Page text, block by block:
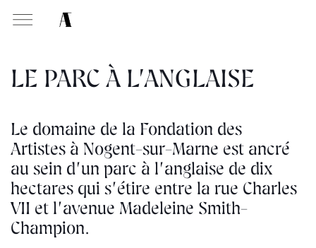
LE PARC À L’ANGLAISE
Le domaine de la Fondation des
Artistes à Nogent-sur-Marne est ancré
au sein d’un parc à l’anglaise de dix
hectares qui s’étire entre la rue Charles
VII et l’avenue Madeleine Smith-
Champion.
PRÉSENTATION
Présentation de la
Fondation des Artistes
Équipe
Histoire de la Fondation
des Artistes
Patrimoine
MISSIONS
Soutenir les écoles d’art
Aider à la production
d’oeuvres d’art
Attribuer des ateliers
Diffuser dans son centre
d’art, la
Présentation
Expositions
Expositions passées
Événements à la MABA
nationale
des artistes
Présentation
Expositions
Expositions passées
Événements
Infos pratiques